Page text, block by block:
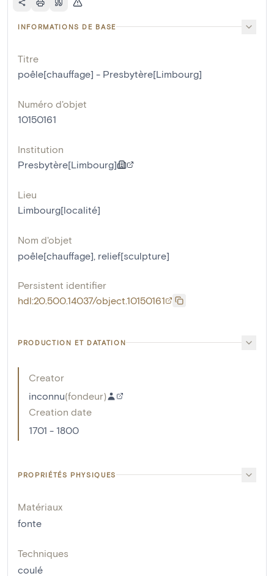
INFORMATIONS DE BASE
Titre
poêle[chauffage] - Presbytère[Limbourg]
Numéro d'objet
10150161
Institution
Presbytère[Limbourg]
Lieu
Limbourg[localité]
Nom d'objet
poêle[chauffage], relief[sculpture]
Persistent identifier
hdl:20.500.14037/object.10150161
PRODUCTION ET DATATION
Creator
inconnu(fondeur)
Creation date
1701 - 1800
PROPRIÉTÉS PHYSIQUES
Matériaux
fonte
Techniques
coulé